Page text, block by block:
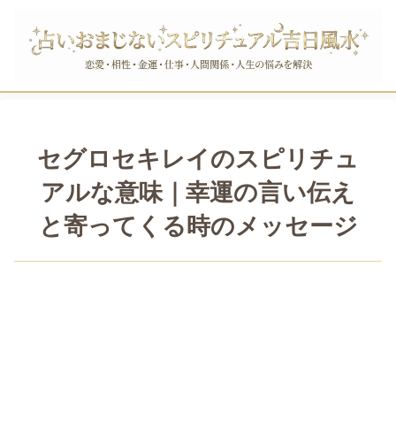
セグロセキレイのスピリチュ
アルな意味｜幸運の言い伝え
と寄ってくる時のメッセージ